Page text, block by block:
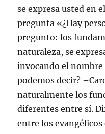
se expresa usted en
pregunta «¿Hay
pregunto: los
naturaleza, se
invocando el nombre
podemos decir?
naturalmente los
diferentes entre sí.
entre los